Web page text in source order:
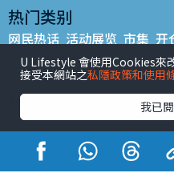
热门类别
网民热话 活动展览 市集 开
铜锣湾好去处 元朗好去处
餐厅情报 户外郊游
热门标签
#UGO揾好去处 #人气活动
#亲子玩乐好去处
#UJetso礼物放送
U Lifestyle 會使用Cookies來
接受本網站之私隱政策和使用
我已